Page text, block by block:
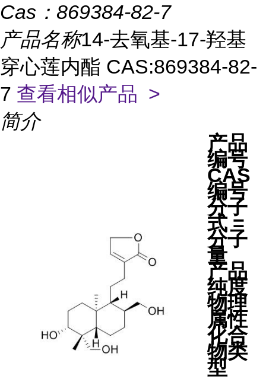
Cas： 869384-82-7
产品名称14-去氧基-17-羟基
穿心莲内酯 CAS:869384-82-
7 查看相似产品 >
简介
产品
编号
CAS
编号
分子
式 =
分子
量
产品
纯度
物理
属性
化合
物类
型